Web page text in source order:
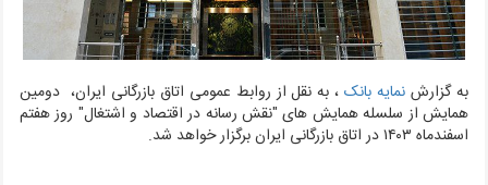
به گزارشنمایه بانک، به نقل از روابط عمومی اتاق بازرگانی ایران، دومین
همایش از سلسله همایش های "نقش رسانه در اقتصاد و اشتغال" روز هفتم
اسفندماه ۱۴۰۳ در اتاق بازرگانی ایران برگزار خواهد شد.